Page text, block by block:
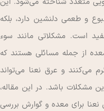
و طعمی دلنشین دارد، بلکه
است. مشکلاتی مانند سوء
از جمله مسائلی هستند که
می‌کنند و عرق نعنا می‌تواند
مشکلات باشد. در این مقاله،
برای معده و گوارش بررسی